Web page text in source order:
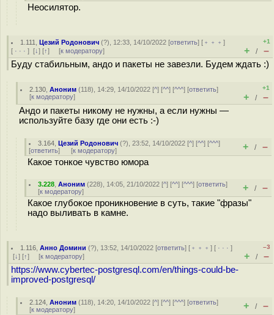
Неосилятор.
1.111 ,Цезий Родонович (?), 12:33, 14/10/2022 [ответить] [ ﹢﹢﹢]
[ · · · ] [↓] [↑] [к модератору]
+1
+ / –
Буду стабильным, андо и пакеты не завезли. Будем ждать :)
2.130 ,Аноним (118), 14:29, 14/10/2022 [^] [^^] [^^^] [ответить]
[к модератору]
+1
+ / –
Андо и пакеты никому не нужны, а если нужны —
используйте базу где они есть :-)
3.164 ,Цезий Родонович (?), 23:52, 14/10/2022 [^] [^^] [^^^]
[ответить] [к модератору] + / –
Какое тонкое чувство юмора
3.228 ,Аноним (228), 14:05, 21/10/2022 [^] [^^] [^^^] [ответить]
[к модератору] + / –
Какое глубокое проникновение в суть, такие "фразы"
надо выливать в камне.
1.116 ,Анно Домини (?), 13:52, 14/10/2022 [ответить] [ ﹢﹢﹢] [ · · ·]
[↓] [↑] [к модератору]
–3
+ / –
https://www.cybertec-postgresql.com/en/things-could-be-
improved-postgresql/
2.124 ,Аноним (118), 14:20, 14/10/2022 [^] [^^] [^^^] [ответить]
[к модератору] + / –